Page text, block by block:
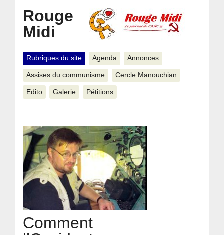
Rouge
Midi
Rubriques du site Agenda Annonces
Assises du communisme Cercle Manouchian
Edito Galerie Pétitions
Comment